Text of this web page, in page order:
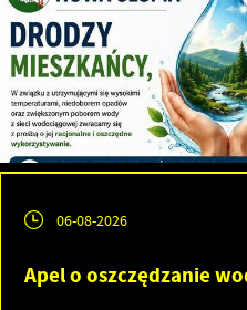
06-08-2026
Apel o oszczędzanie